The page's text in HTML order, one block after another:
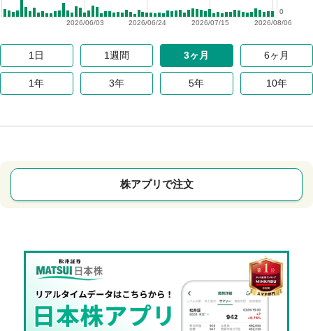
2026/08/06
2026/07/15
2026/06/24
2026/06/03
0
1日 1週間 3ヶ月 6ヶ月
1年 3年 5年 10年
株アプリで注文